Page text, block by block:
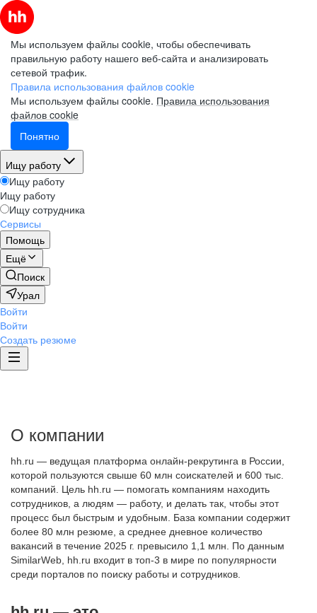
Мы используем файлы cookie, чтобы обеспечивать
правильную работу нашего веб-сайта и анализировать
сетевой трафик.
Правила использования файлов cookie
Мы используем файлы cookie. Правила использования
файлов cookie
Понятно
Ищу работу
Ищу работу
Ищу работу
Ищу сотрудника
Сервисы
Помощь
Ещё
Поиск
Урал
Войти
Войти
Создать резюме
О компании
hh.ru — ведущая платформа онлайн-рекрутинга в России,
которой пользуются свыше 60 млн соискателей и 600 тыс.
компаний. Цель hh.ru — помогать компаниям находить
сотрудников, а людям — работу, и делать так, чтобы этот
процесс был быстрым и удобным. База компании содержит
более 80 млн резюме, а среднее дневное количество
вакансий в течение 2025 г. превысило 1,1 млн. По данным
SimilarWeb, hh.ru входит в топ-3 в мире по популярности
среди порталов по поиску работы и сотрудников.